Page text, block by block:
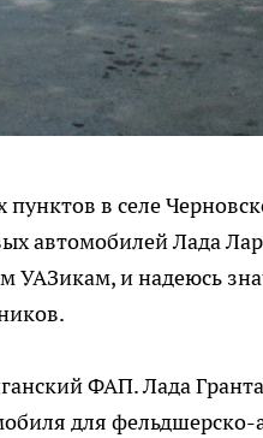
в селе
автомобилей Лада
и надеюсь
ФАП. Лада
для фельдшерско-